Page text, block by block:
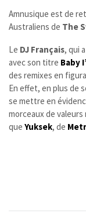
Amnusique est de
Australiens de The
Le DJ Français, qui
avec son titre Baby
des remixes en
En effet, en plus de
se mettre en
morceaux de
que Yuksek, de